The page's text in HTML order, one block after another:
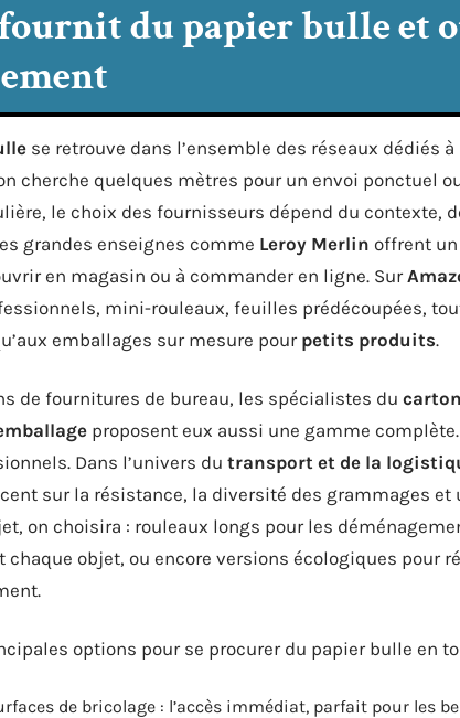
du papier bulle et
se retrouve dans l’ensemble des réseaux dédiés à
cherche quelques mètres pour un envoi ponctuel
le choix des fournisseurs dépend du contexte,
grandes enseignes comme Leroy Merlin offrent
en magasin ou à commander en ligne. Sur
mini-rouleaux, feuilles prédécoupées,
emballages sur mesure pour petits produits.
de fournitures de bureau, les spécialistes du
proposent eux aussi une gamme
Dans l’univers du transport et de la
sur la résistance, la diversité des grammages et
on choisira : rouleaux longs pour les
chaque objet, ou encore versions écologiques pour
options pour se procurer du papier bulle en
de bricolage : l’accès immédiat, parfait pour les